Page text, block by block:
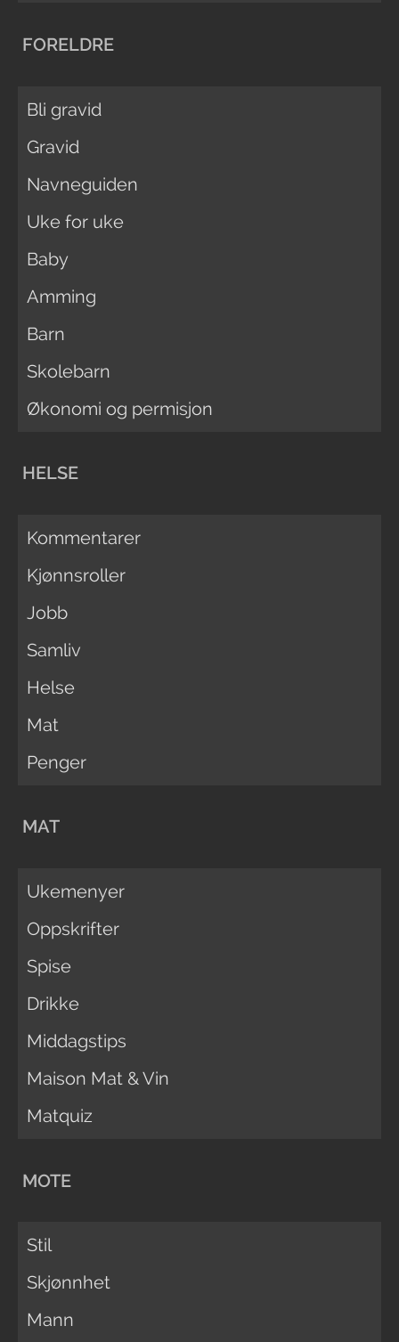
FORELDRE
Bli gravid
Gravid
Navneguiden
Uke for uke
Baby
Amming
Barn
Skolebarn
Økonomi og permisjon
HELSE
Kommentarer
Kjønnsroller
Jobb
Samliv
Helse
Mat
Penger
MAT
Ukemenyer
Oppskrifter
Spise
Drikke
Middagstips
Maison Mat & Vin
Matquiz
MOTE
Stil
Skjønnhet
Mann